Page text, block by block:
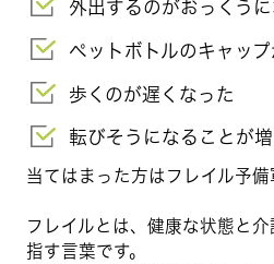
外出するのがおっくう
ペットボトルのキャッ
歩くのが遅くなった
転びそうになることが
当てはまった方はフレイル予備
フレイルとは、健康な状態と
指す言葉です。